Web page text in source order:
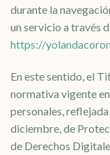
durante la
un servicio a través
https://
En este sentido, el
normativa vigente
personales,
diciembre, de
de Derechos